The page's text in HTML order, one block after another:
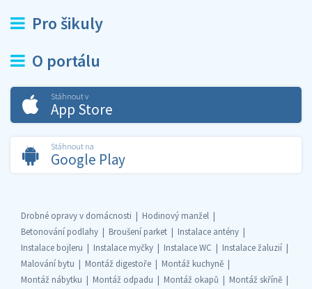
Pro šikuly
O portálu
Stáhnout v
App Store
Stáhnout na
Google Play
Drobné opravy v domácnosti
Hodinový manžel
Betonování podlahy
Broušení parket
Instalace antény
Instalace bojleru
Instalace myčky Instalace WC
Instalace žaluzií
Malování bytu
Montáž digestoře
Montáž kuchyně
Montáž nábytku
Montáž odpadu Montáž okapů
Montáž skříně